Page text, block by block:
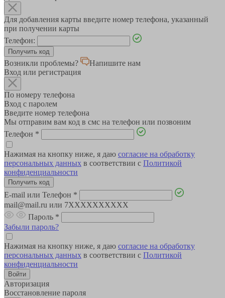
Для добавления карты введите номер телефона, указанный
при получении карты
Телефон:
Возникли проблемы?
Напишите нам
Вход или регистрация
По номеру телефона
Вход с паролем
Введите номер телефона
Мы отправим вам код в смс на телефон или позвоним
Телефон *
Нажимая на кнопку ниже, я даю согласие на обработку
персональных данных в соответствии с Политикой
конфиденциальности
E-mail или Телефон *
mail@mail.ru или 7XXXXXXXXXX
Пароль *
Забыли пароль?
Нажимая на кнопку ниже, я даю согласие на обработку
персональных данных в соответствии с Политикой
конфиденциальности
Авторизация
Восстановление пароля